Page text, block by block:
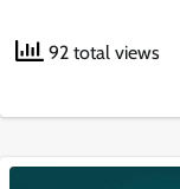
92 total views